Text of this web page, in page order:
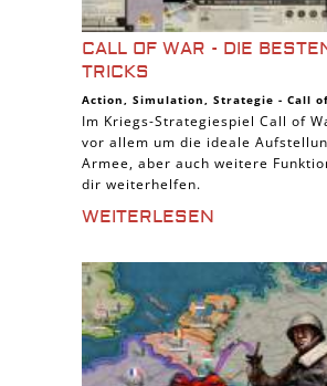
CALL OF WAR - DIE
TRICKS
Action, Simulation, Strategie - Call
Im Kriegs-Strategiespiel Call of
vor allem um die ideale
Armee, aber auch weitere
dir weiterhelfen.
WEITERLESEN